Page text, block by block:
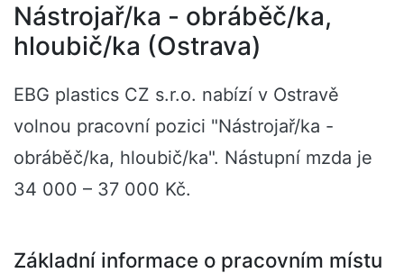
Nástrojař/ka - obráběč/ka,
hloubič/ka (Ostrava)
EBG plastics CZ s.r.o. nabízí v Ostravě
volnou pracovní pozici "Nástrojař/ka -
obráběč/ka, hloubič/ka". Nástupní mzda je
34 000 – 37 000 Kč.
Základní informace o pracovním místu